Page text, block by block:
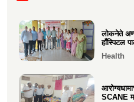
वसई
लोकनेते
हाँस्पिटल
Health
SCANE